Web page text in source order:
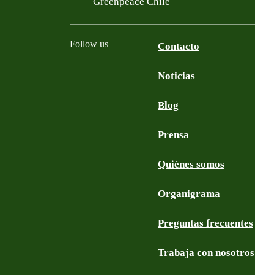
Follow us Contacto
Noticias
Blog
Prensa
Quiénes somos
Organigrama
Preguntas frecuentes
Trabaja con nosotros